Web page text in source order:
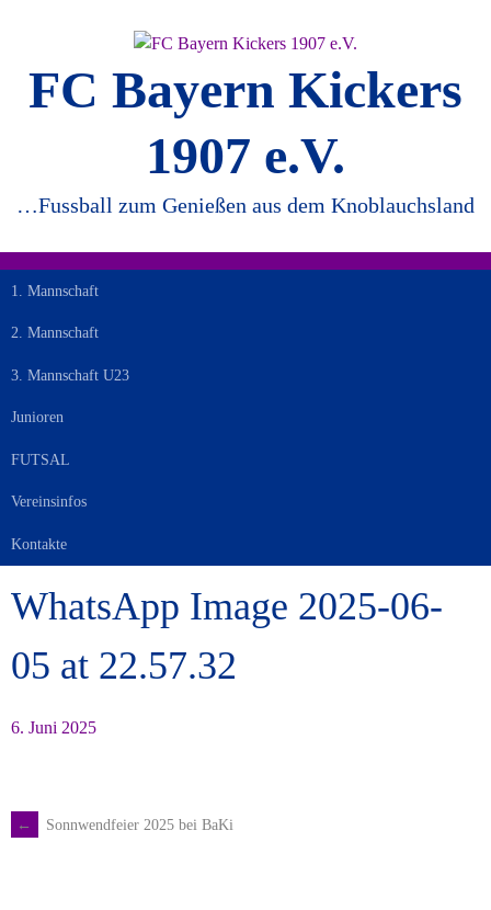
FC Bayern Kickers
1907 e.V.
…Fussball zum Genießen aus dem Knoblauchsland
1. Mannschaft
2. Mannschaft
3. Mannschaft U23
Junioren
FUTSAL
Vereinsinfos
Kontakte
WhatsApp Image 2025-06-
05 at 22.57.32
6. Juni 2025
Artikel-
← Sonnwendfeier 2025 bei BaKi